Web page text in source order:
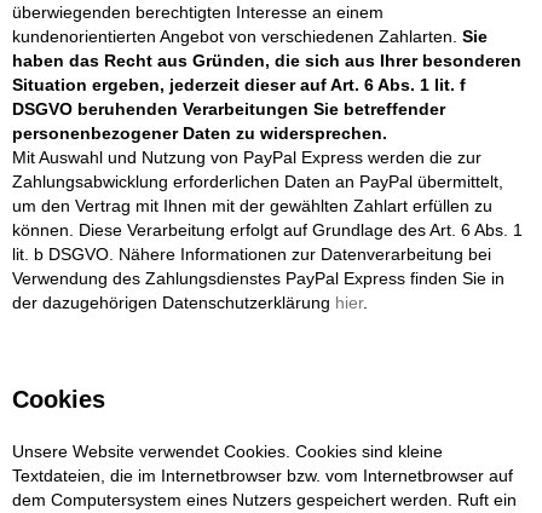
überwiegenden berechtigten Interesse an einem
kundenorientierten Angebot von verschiedenen Zahlarten. Sie
haben das Recht aus Gründen, die sich aus Ihrer besonderen
Situation ergeben, jederzeit dieser auf Art. 6 Abs. 1 lit. f
DSGVO beruhenden Verarbeitungen Sie betreffender
personenbezogener Daten zu widersprechen.
Mit Auswahl und Nutzung von PayPal Express werden die zur
Zahlungsabwicklung erforderlichen Daten an PayPal übermittelt,
um den Vertrag mit Ihnen mit der gewählten Zahlart erfüllen zu
können. Diese Verarbeitung erfolgt auf Grundlage des Art. 6 Abs. 1
lit. b DSGVO. Nähere Informationen zur Datenverarbeitung bei
Verwendung des Zahlungsdienstes PayPal Express finden Sie in
der dazugehörigen Datenschutzerklärung hier.
Cookies
Unsere Website verwendet Cookies. Cookies sind kleine
Textdateien, die im Internetbrowser bzw. vom Internetbrowser auf
dem Computersystem eines Nutzers gespeichert werden. Ruft ein